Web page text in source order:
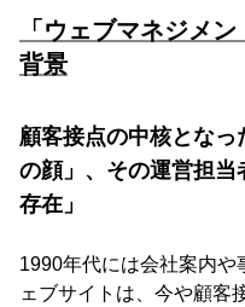
「ウェブマネジメ
背景
顧客接点の中核とな
の顔」、その運営担当
存在」
1990年代には会社案内や
ェブサイトは、今や顧客